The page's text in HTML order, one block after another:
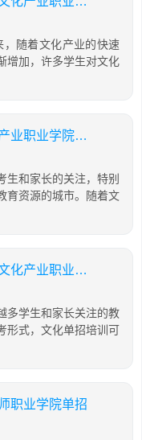
，随着文化产业的快速
增加，许多学生对文化
四川文化单招培训绵阳，四川文化产业职业学院单招考试时间
生和家长的关注，特别
育资源的城市。随着文
四川文化单招培训达州，单招四川文化产业职业学院
多学生和家长关注的教
形式，文化单招培训可
职业学院单招